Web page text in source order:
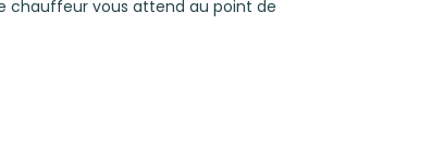
chauffeur vous attend au point de